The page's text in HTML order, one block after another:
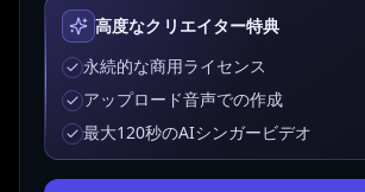
高度なクリエイター特典
永続的な商用ライセンス
アップロード音声での作成
最大120秒のAIシンガービデオ